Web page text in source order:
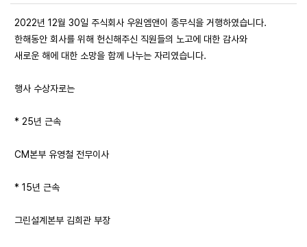
2022년 12월 30일 주식회사 우원엠앤이 종무식을 거행하였습니다.
한해동안 회사를 위해 헌신해주신 직원들의 노고에 대한 감사와
새로운 해에 대한 소망을 함께 나누는 자리였습니다.
행사 수상자로는
* 25년 근속
CM본부 유영철 전무이사
* 15년 근속
그린설계본부 김희관 부장